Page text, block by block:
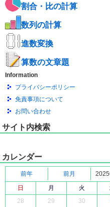
割合・比の計算
数列の計算
進数変換
算数の文章題
Information
プライバシーポリシー
免責事項について
お問い合わせ
サイト内検索
カレンダー
前年 前月 2025
日
月 火
28
29 30